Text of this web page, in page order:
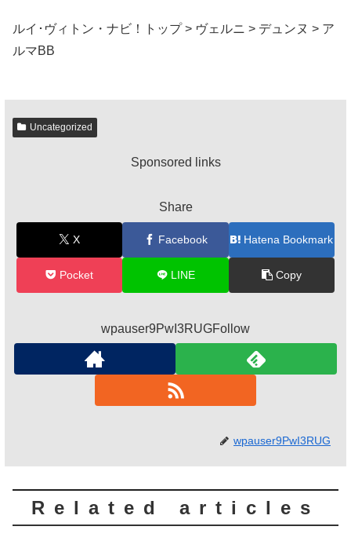
ルイ･ヴィトン・ナビ！トップ > ヴェルニ > デュンヌ > ア
ルマBB
Uncategorized
Sponsored links
Share
X Facebook Hatena Bookmark
Pocket LINE Copy
wpauser9PwI3RUGFollow
wpauser9PwI3RUG
Related articles